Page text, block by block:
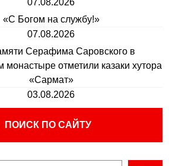
07.08.2026
«С Богом на службу!»
07.08.2026
Серафима Саровского в
монастыре отметили казаки хутора
«Сармат»
03.08.2026
ПОИСК ПО САЙТУ